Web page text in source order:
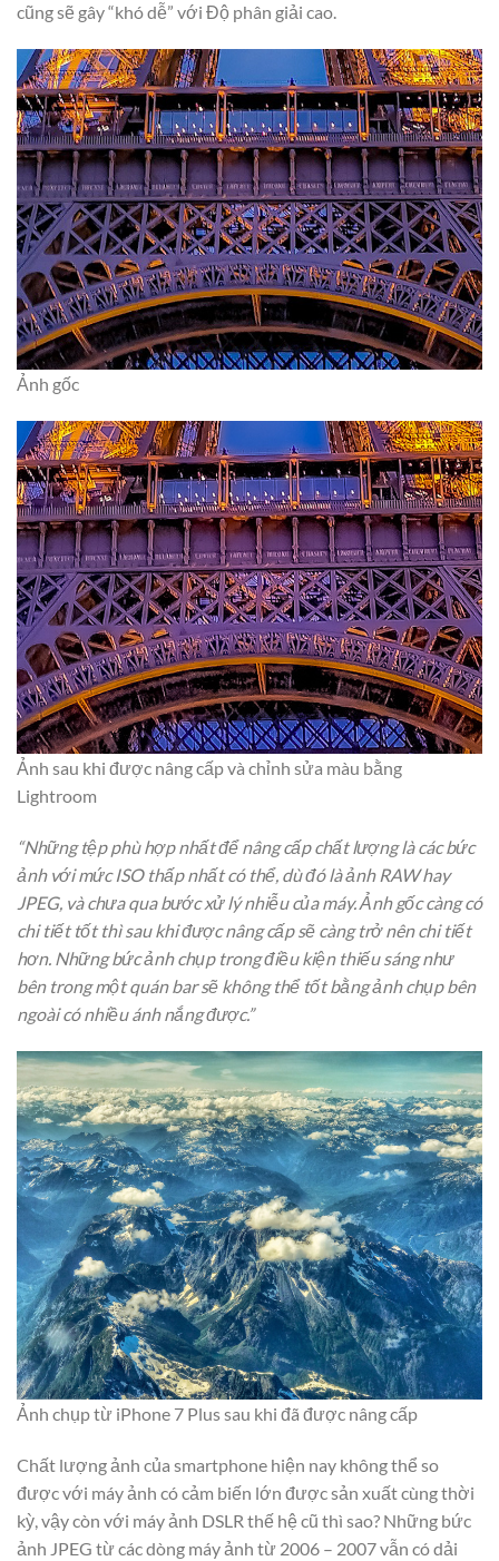
cũng sẽ gây “khó dễ” với Độ phân giải cao.
Ảnh gốc
Ảnh sau khi được nâng cấp và chỉnh sửa màu bằng
Lightroom
“Những tệp phù hợp nhất để nâng cấp chất lượng là các bức
ảnh với mức ISO thấp nhất có thể, dù đó là ảnh RAW hay
JPEG, và chưa qua bước xử lý nhiễu của máy. Ảnh gốc càng có
chi tiết tốt thì sau khi được nâng cấp sẽ càng trở nên chi tiết
hơn. Những bức ảnh chụp trong điều kiện thiếu sáng như
bên trong một quán bar sẽ không thể tốt bằng ảnh chụp bên
ngoài có nhiều ánh nắng được.”
Ảnh chụp từ iPhone 7 Plus sau khi đã được nâng cấp
Chất lượng ảnh của smartphone hiện nay không thể so
được với máy ảnh có cảm biến lớn được sản xuất cùng thời
kỳ, vậy còn với máy ảnh DSLR thế hệ cũ thì sao? Những bức
ảnh JPEG từ các dòng máy ảnh từ 2006 – 2007 vẫn có dải